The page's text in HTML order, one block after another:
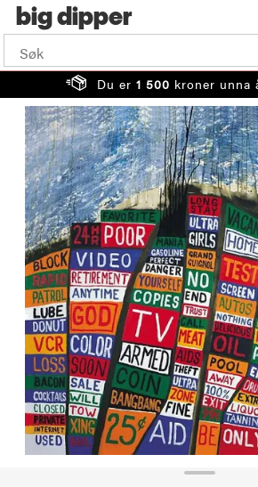
big
Du er 1 500 kroner unna